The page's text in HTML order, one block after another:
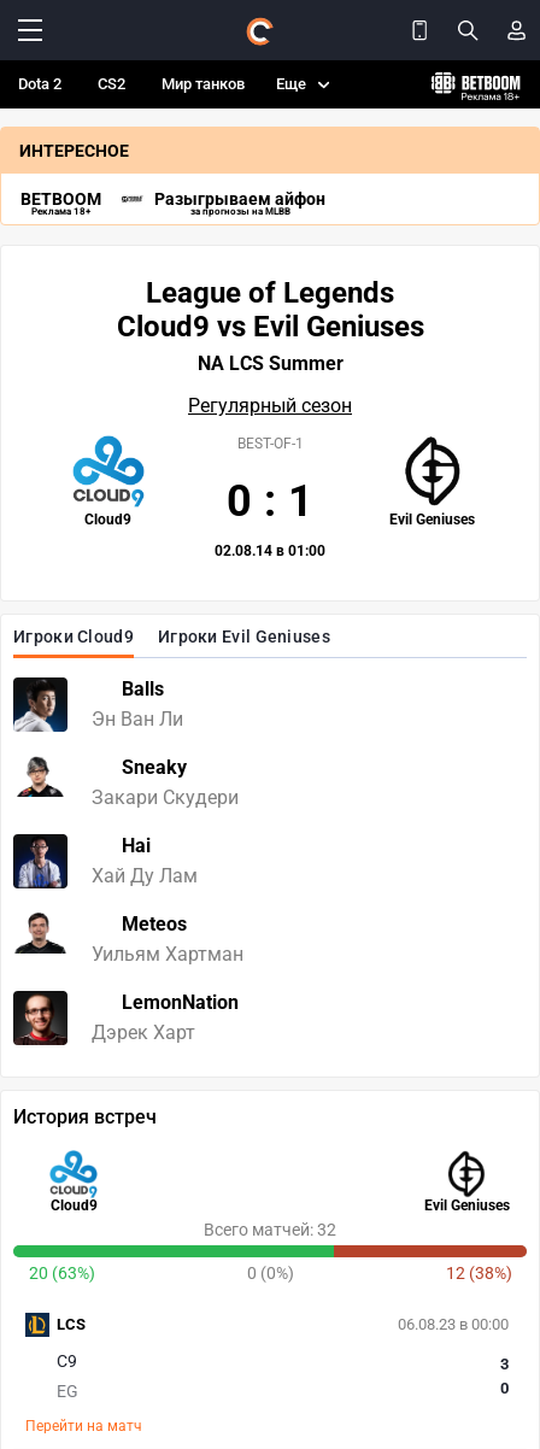
Dota 2 CS2 Мир танков Еще
ИНТЕРЕСНОЕ
BETBOOM
Реклама 18+
Разыгрываем айфон
за прогнозы на MLBB
Игроки Cloud9 Игроки Evil Geniuses
Balls
Эн Ван Ли
Sneaky
Закари Скудери
Hai
Хай Ду Лам
Meteos
Уильям Хартман
LemonNation
Дэрек Харт
League of Legends
Cloud9 vs Evil Geniuses
NA LCS Summer
Регулярный сезон
Cloud9 Evil Geniuses
BEST-OF-1
0 : 1
02.08.14 в 01:00
История встреч
Cloud9 Evil Geniuses
Всего матчей: 32
20 (63%) 0 (0%) 12 (38%)
06.08.23 в 00:00
C9
EG
3
0
Перейти на матч
LCS